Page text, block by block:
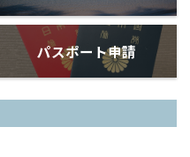
パスポート申請